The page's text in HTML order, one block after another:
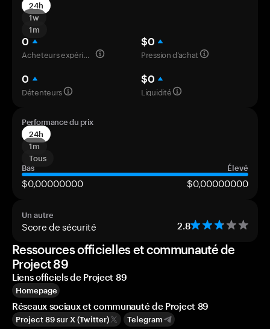
24h
1w
1m
0
Acheteurs expérimentés
$0
Pression d’achat
0
Détenteurs
$0
Liquidité
Performance du prix
24h
1m
Tous
Bas
Élevé
$0,00000000 $0,00000000
Un autre
Score de sécurité 2.8
Ressources officielles et communauté de
Project 89
Liens officiels de Project 89
Homepage
Réseaux sociaux et communauté de Project 89
Project 89 sur X (Twitter) Telegram